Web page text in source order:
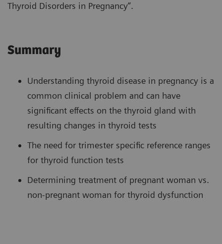
Thyroid Disorders in Pregnancy”.
Summary
Understanding thyroid disease in pregnancy is a
common clinical problem and can have
significant effects on the thyroid gland with
resulting changes in thyroid tests
The need for trimester specific reference ranges
for thyroid function tests
Determining treatment of pregnant woman vs.
non-pregnant woman for thyroid dysfunction